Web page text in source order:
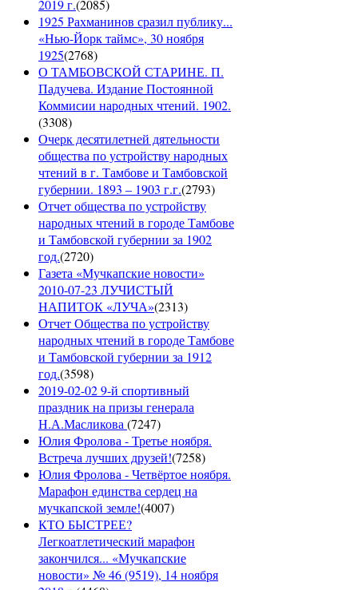
2019 г.(2085)
1925 Рахманинов сразил публику...
«Нью-Йорк таймс», 30 ноября
1925(2768)
О ТАМБОВСКОЙ СТАРИНЕ. П.
Падучева. Издание Постоянной
Коммисии народных чтений. 1902.
(3308)
Очерк десятилетней дятельности
общества по устройству народных
чтений в г. Тамбове и Тамбовской
губернии. 1893 – 1903 г.г.(2793)
Отчет общества по устройству
народных чтений в городе Тамбове
и Тамбовской губернии за 1902
год.(2720)
Газета «Мучкапские новости»
2010-07-23 ЛУЧИСТЫЙ
НАПИТОК «ЛУЧА»(2313)
Отчет Общества по устройству
народных чтений в городе Тамбове
и Тамбовской губернии за 1912
год.(3598)
2019-02-02 9-й спортивный
праздник на призы генерала
Н.А.Масликова(7247)
Юлия Фролова - Третье ноября.
Встреча лучших друзей!(7258)
Юлия Фролова - Четвёртое ноября.
Марафон единства сердец на
мучкапской земле!(4007)
КТО БЫСТРЕЕ?
Легкоатлетический марафон
закончился... «Мучкапские
новости» № 46 (9519), 14 ноября